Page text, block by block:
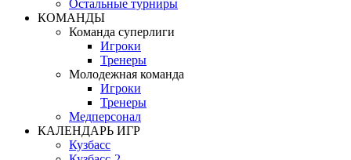
Остальные турниры
КОМАНДЫ
Команда суперлиги
Игроки
Тренеры
Молодежная команда
Игроки
Тренеры
Медперсонал
КАЛЕНДАРЬ ИГР
Кузбасс